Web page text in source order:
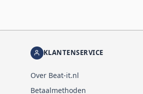
KLANTENSERVICE
Over Beat-it.nl
Betaalmethoden